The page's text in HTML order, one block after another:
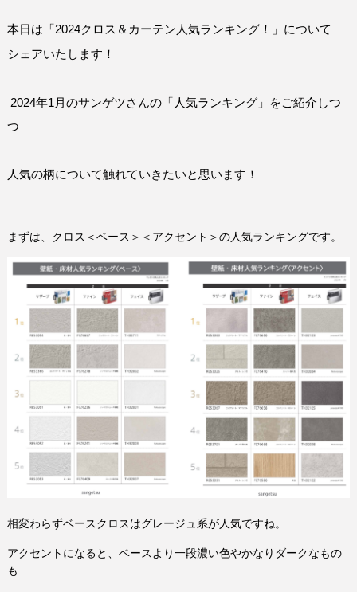
本日は「2024クロス＆カーテン人気ランキング！」について
シェアいたします！
2024年1月のサンゲツさんの「人気ランキング」をご紹介しつ
つ
人気の柄について触れていきたいと思います！
まずは、クロス＜ベース＞＜アクセント＞の人気ランキングです。
相変わらずベースクロスはグレージュ系が人気ですね。
アクセントになると、ベースより一段濃い色やかなりダークなもの
も